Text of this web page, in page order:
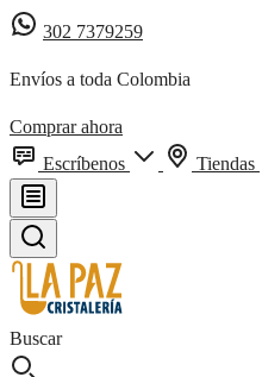
302 7379259
Envíos a toda Colombia
Comprar ahora
Escríbenos
Tiendas
Buscar